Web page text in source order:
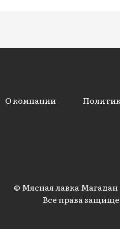
О компании
© Мясная лавка Магадан
Все права